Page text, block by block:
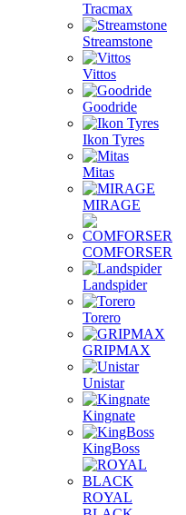
Tracmax
Streamstone
Vittos
Goodride
Ikon Tyres
Mitas
MIRAGE
COMFORSER
Landspider
Torero
GRIPMAX
Unistar
Kingnate
KingBoss
ROYAL